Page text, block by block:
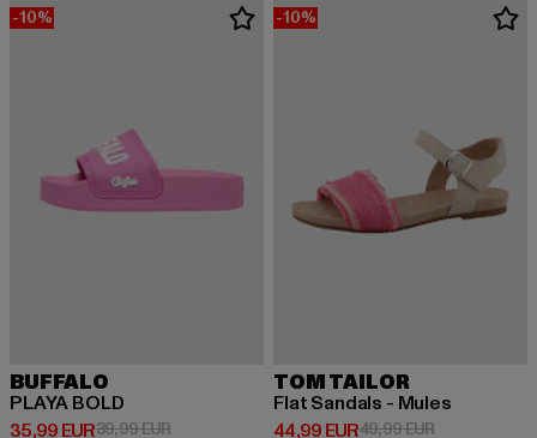
-10%
BUFFALO
PLAYA BOLD
35,99 EUR
Derzeitiger Preis: 35,99 EUR
39,99 EURAktionspreis: 39,99 EUR
-10%
TOM TAILOR
Flat Sandals - Mules
44,99 EUR
Derzeitiger Preis: 44,99 EUR
49,99 EURAktionspreis: